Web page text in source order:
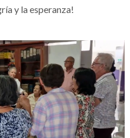
y la esperanza!